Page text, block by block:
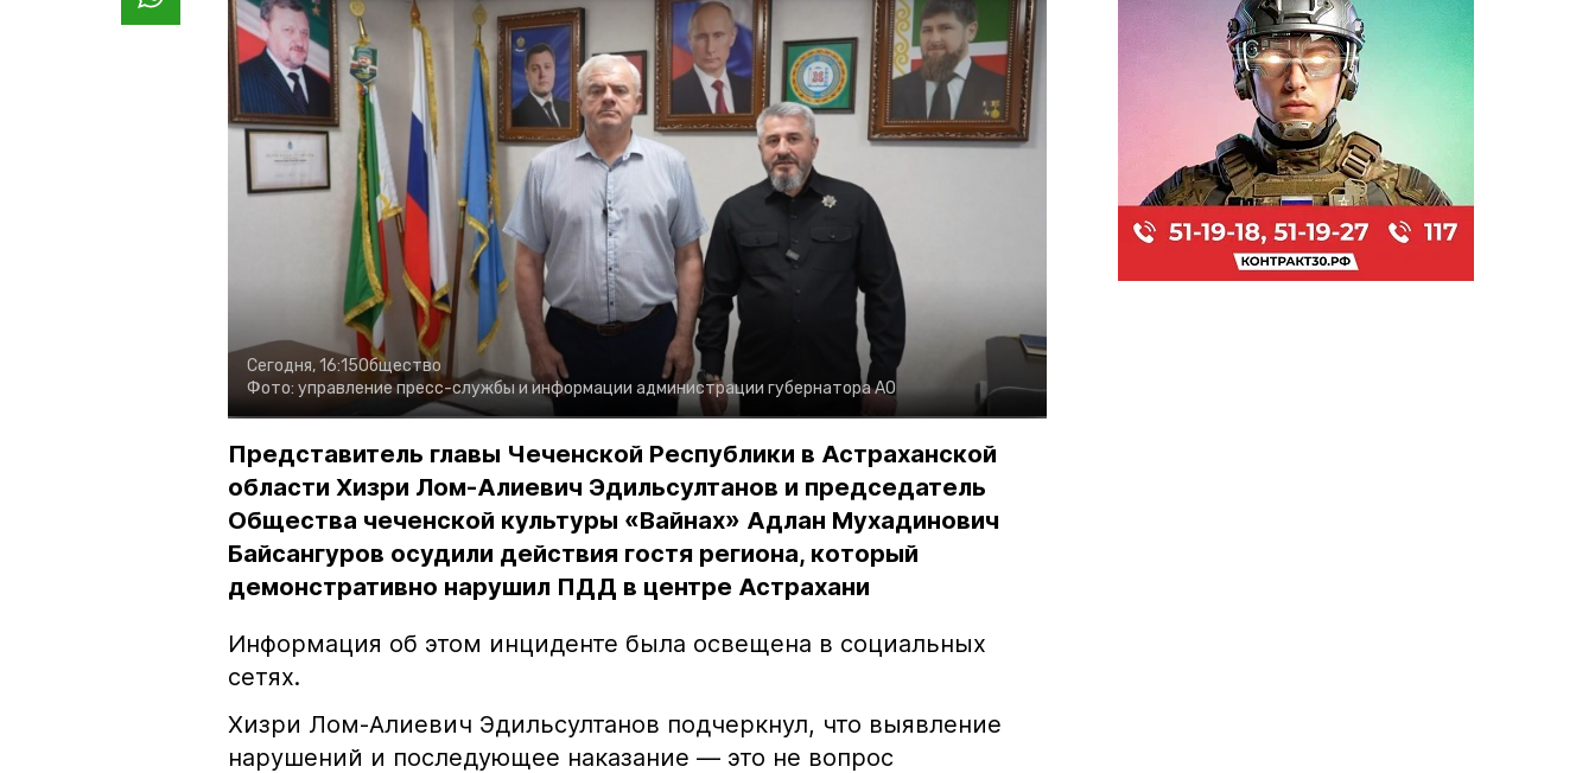
Сегодня, 16:15Общество
Фото: управление пресс-службы и информации администрации губернатора АО
Представитель главы Чеченской Республики в Астраханской
области Хизри Лом-Алиевич Эдильсултанов и председатель
Общества чеченской культуры «Вайнах» Адлан Мухадинович
Байсангуров осудили действия гостя региона, который
демонстративно нарушил ПДД в центре Астрахани
Информация об этом инциденте была освещена в социальных
сетях.
Хизри Лом-Алиевич Эдильсултанов подчеркнул, что выявление
нарушений и последующее наказание — это не вопрос